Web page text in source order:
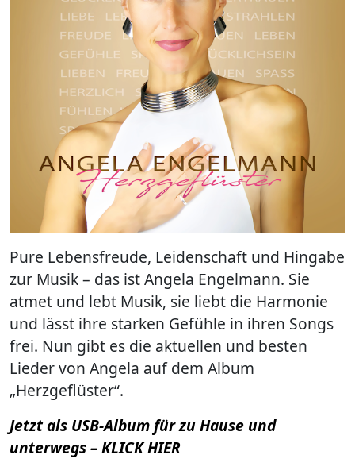
Pure Lebensfreude, Leidenschaft und Hingabe
zur Musik – das ist Angela Engelmann. Sie
atmet und lebt Musik, sie liebt die Harmonie
und lässt ihre starken Gefühle in ihren Songs
frei. Nun gibt es die aktuellen und besten
Lieder von Angela auf dem Album
„Herzgeflüster“.
Jetzt als USB-Album für zu Hause und
unterwegs – KLICK HIER